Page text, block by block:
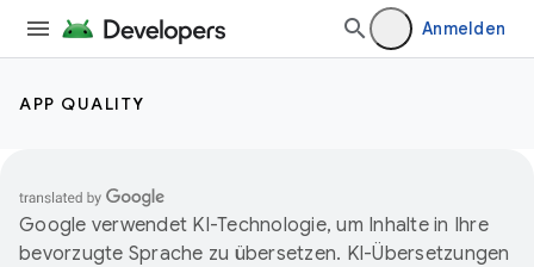
Anmelden
APP QUALITY
Google verwendet KI-Technologie, um Inhalte in Ihre
bevorzugte Sprache zu übersetzen. KI-Übersetzungen